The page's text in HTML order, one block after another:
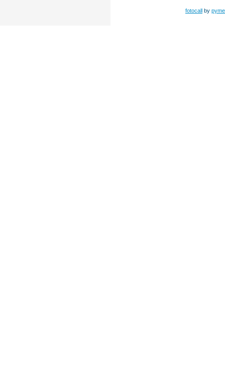
fotocall by